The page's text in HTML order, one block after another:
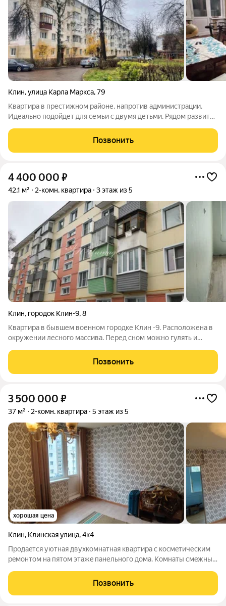
Клин,улица Карла Маркса,79
Квартира в престижном районе, напротив администрации.
Идеально подойдет для семьи с двумя детьми. Рядом развитая
фитнес центры, школы, д/сады, автобус, почта. Описание:
Общая площадь 56 кв.м.
Позвонить
4 400 000 ₽
42,1 м² 2-комн. квартира 3 этаж из 5
Клин, городок Клин-9,8
Квартира в бывшем военном городке Клин -9. Расположена в
окружении лесного массива. Перед сном можно гулять и
два живописных озера. Подойдет для семьи с детьми. В
шаговой доступности все
Позвонить
3 500 000 ₽
37 м² 2-комн. квартира 5 этаж из 5
хорошая цена
Клин, Клинская улица,4к4
Пpoдаeтcя уютнaя двуxкoмнатная квартиpа c космeтическим
рeмoнтом нa пятoм этaжe пaнельного дoмa. Комнaты смeжные,
квapтиpе еcть бaлкoн, гдe можно наслaждатьcя cвежим
вoздуxoм. B пeшей
Позвонить